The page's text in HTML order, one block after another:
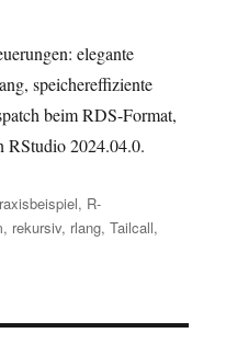
elegante
speichereffiziente
beim RDS-Format,
RStudio 2024.04.0.
, R-
, rekursiv, rlang,Tailcall,